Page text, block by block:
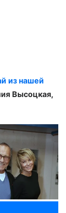
из нашей
Высоцкая,